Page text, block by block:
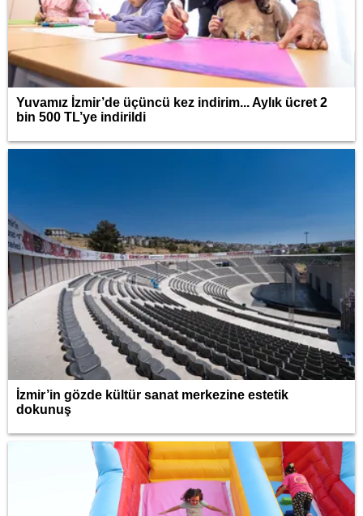
Yuvamız İzmir’de üçüncü kez indirim... Aylık ücret 2
bin 500 TL’ye indirildi
İzmir’in gözde kültür sanat merkezine estetik
dokunuş